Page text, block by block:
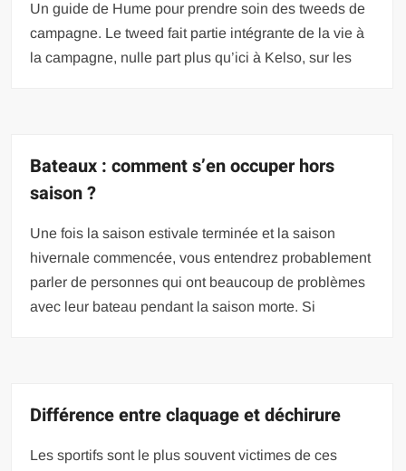
Un guide de Hume pour prendre soin des tweeds de
campagne. Le tweed fait partie intégrante de la vie à
la campagne, nulle part plus qu’ici à Kelso, sur les
Bateaux : comment s’en occuper hors
saison ?
Une fois la saison estivale terminée et la saison
hivernale commencée, vous entendrez probablement
parler de personnes qui ont beaucoup de problèmes
avec leur bateau pendant la saison morte. Si
Différence entre claquage et déchirure
Les sportifs sont le plus souvent victimes de ces